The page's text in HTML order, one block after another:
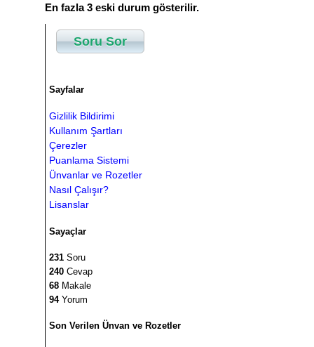
En fazla 3 eski durum gösterilir.
Soru Sor
Sayfalar
Gizlilik Bildirimi
Kullanım Şartları
Çerezler
Puanlama Sistemi
Ünvanlar ve Rozetler
Nasıl Çalışır?
Lisanslar
Sayaçlar
231 Soru
240 Cevap
68 Makale
94Yorum
Son Verilen Ünvan ve Rozetler